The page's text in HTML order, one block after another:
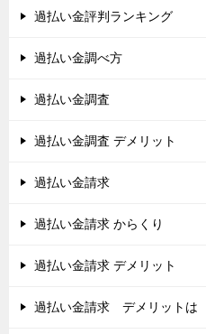
過払い金評判ランキング
過払い金調べ方
過払い金調査
過払い金調査 デメリット
過払い金請求
過払い金請求 からくり
過払い金請求 デメリット
過払い金請求 デメリットは